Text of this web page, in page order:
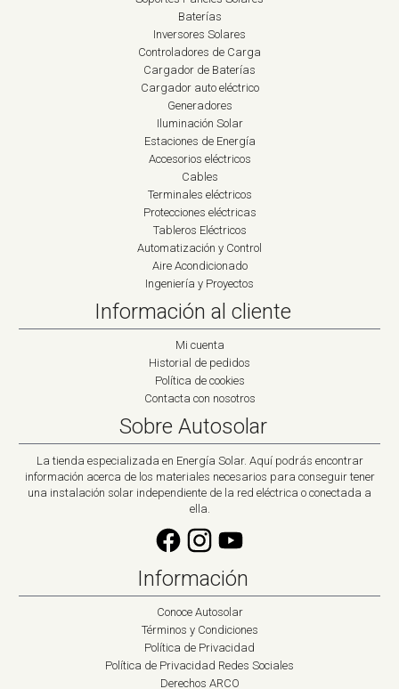
Baterías
Inversores Solares
Controladores de Carga
Cargador de Baterías
Cargador auto eléctrico
Generadores
Iluminación Solar
Estaciones de Energía
Accesorios eléctricos
Cables
Terminales eléctricos
Protecciones eléctricas
Tableros Eléctricos
Automatización y Control
Aire Acondicionado
Ingeniería y Proyectos
Información al cliente
Mi cuenta
Historial de pedidos
Política de cookies
Contacta con nosotros
Sobre Autosolar
La tienda especializada en Energía Solar. Aquí podrás encontrar
información acerca de los materiales necesarios para conseguir tener
una instalación solar independiente de la red eléctrica o conectada a
ella.
Información
Conoce Autosolar
Términos y Condiciones
Política de Privacidad
Política de Privacidad Redes Sociales
Derechos ARCO